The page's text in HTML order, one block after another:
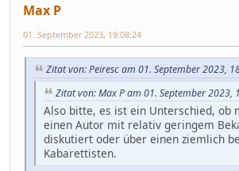
Max P
01. September 2023, 19:08:24
Zitat von: Peiresc am 01. September 2023,
Zitat von: Max P am 01. September 2023,
Also bitte, es ist ein Unterschied, ob
einen Autor mit relativ geringem
diskutiert oder über einen ziemlich
Kabarettisten.